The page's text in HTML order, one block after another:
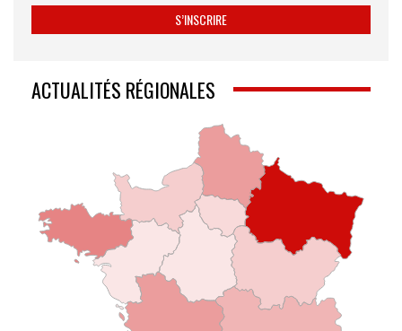
ACTUALITÉS RÉGIONALES